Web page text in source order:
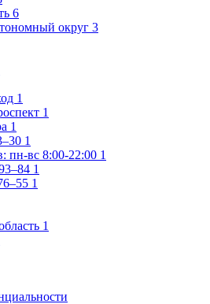
6
округ 3
1
1
1
1
пн-вс 8:00-22:00 1
1
1
1